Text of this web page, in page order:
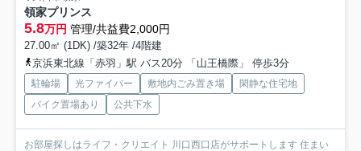
領家プリンス
5.8万円 管理/共益費2,000円
27.00㎡ (1DK) /築32年 /4階建
京浜東北線「赤羽」駅 バス20分 「山王橋際」 停歩3分
駐輪場 光ファイバー 敷地内ごみ置き場
閑静な住宅地
バイク置場あり
公共下水
お部屋探しはライフ・クリエイト 川口西口店がサポートします 住まい